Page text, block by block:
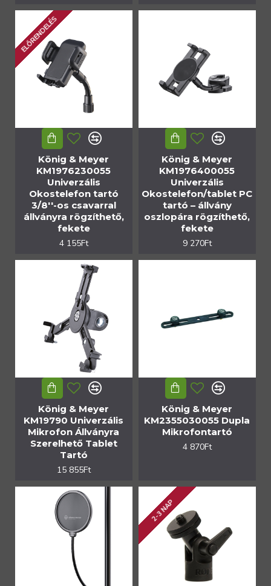
ELŐRENDELÉS
König & Meyer
KM1976230055
Univerzális
Okostelefon tartó
3/8''-os csavarral
állványra rögzíthető,
fekete
4 155Ft
König & Meyer
KM1976400055
Univerzális
Okostelefon/tablet PC
tartó – állvány
oszlopára rögzíthető,
fekete
9 270Ft
König & Meyer
KM19790 Univerzális
Mikrofon Állványra
Szerelhető Tablet
Tartó
15 855Ft
König & Meyer
KM2355030055 Dupla
Mikrofontartó
4 870Ft
2-3 NAP